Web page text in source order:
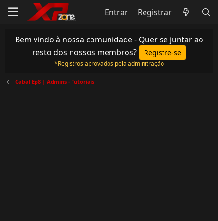
Entrar Registrar
Bem vindo à nossa comunidade - Quer se juntar ao
resto dos nossos membros?
Registre-se
*Registros aprovados pela adminitração
Cabal Ep8 | Admins - Tutoriais